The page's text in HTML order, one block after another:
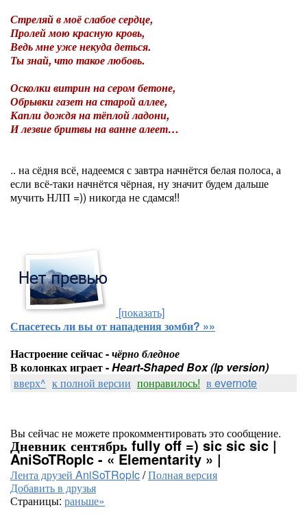
Стреляй в моё слабое сердце,
Пролей мою красную кровь,
Ведь мне уже некуда деться.
Ты знай, что такое любовь.
Осколки витрин на сером бетоне,
Обрывки газет на старой аллее,
Капли дождя на тёплой ладони,
И лезвие бритвы на ванне алеет…
.. на сёдня всё, надеемся с завтра начнётся белая полоса, а
если всё-таки начнётся чёрная, ну значит будем дальше
мучить НЛП =)) никогда не сдамся!!
[показать]
Спасетесь ли вы от нападения зомби? »»
Настроение сейчас -чёрно бледное
В колонках играет -Heart-Shaped Box (lp version)
вверх^ к полной версии понравилось! в evernote
Вы сейчас не можете прокомментировать это сообщение.
Дневник сентябрь fully off =) sic sic sic |
AniSoTRopIc - « Elementarity » |
Лента друзей AniSoTRopIc/Полная версия
Добавить в друзья
Страницы: раньше»